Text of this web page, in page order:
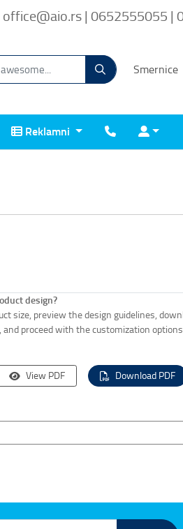
office@aio.rs | 0652555055 |
Smernice
Reklamni
Reklamni KontaktPrijava
design?
size, preview the design guidelines,
proceed with the customization
View PDF Download PDF